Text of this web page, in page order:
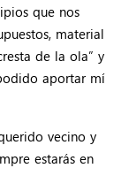
que nos
material
de la ola” y
aportar mí
vecino y
estarás en